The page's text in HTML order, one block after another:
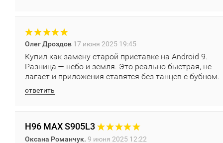
Олег Дроздов 17 июня 2025 19:45
Купил как замену старой приставке на Android 9.
Разница — небо и земля. Это реально быстрая, не
лагает и приложения ставятся без танцев с бубном.
ответить
H96 MAX S905L3
Оксана Романчук. 9 июня 2025 12:22